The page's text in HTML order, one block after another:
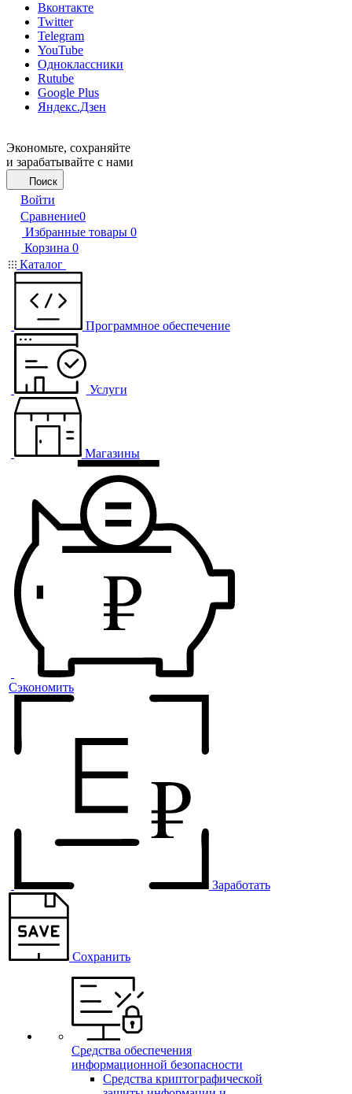
Вконтакте
Twitter
Telegram
YouTube
Одноклассники
Rutube
Google Plus
Яндекс.Дзен
Экономьте, сохраняйте
и зарабатывайте с нами
Поиск
Войти
Сравнение0
Избранные товары 0
Корзина 0
Каталог
Программное обеспечение
Услуги
Магазины
Сэкономить
Заработать
Сохранить
Средства обеспечения
информационной безопасности
Средства криптографической